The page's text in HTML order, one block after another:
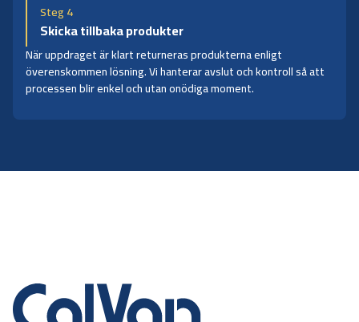
Steg 4
Skicka tillbaka produkter
När uppdraget är klart returneras produkterna enligt
överenskommen lösning. Vi hanterar avslut och kontroll så att
processen blir enkel och utan onödiga moment.